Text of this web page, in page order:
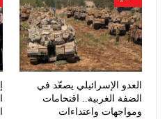
العدو الإسرائيلي يصعّد في
الضفة الغربية.. اقتحامات
ومواجهات واعتداءات